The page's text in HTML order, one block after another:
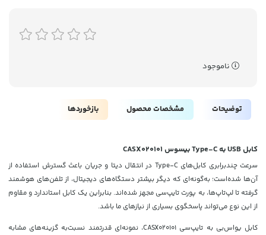
ناموجود
توضیحات مشخصات محصول بازخوردها
کابل USB به Type-C بیسوس CASX020101
سرعت چندبرابری کابل‌های Type-C در انتقال دیتا و جریان باعث گسترش استفاده از
آن‌ها شده‌است؛ به‌گونه‌ای که دیگر بیشتر دستگاه‌های دیجیتال، از تلفن‌های هوشمند
گرفته تا لپ‌تاپ‌ها، به پورت تایپ‌سی مجهز شده‌اند. بنابراین یک کابل استاندارد و مقاوم
از این نوع می‌تواند پاسخگوی بسیاری از نیازهای ما باشد.
کابل یواس‌بی به تایپ‌سی CASX020101، نمونه‌ای قدرتمند نسبت‌به گزینه‌های مشابه